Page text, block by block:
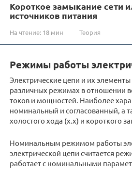
Короткое замыкание сети
источников питания
На чтение: 18 мин Теория
Режимы работы
Электрические цепи и их элементы
различных режимах в отношении
токов и мощностей. Наиболее
номинальный и согласованный, а
холостого хода (х.х) и короткого
Номинальным режимом работы
электрической цепи считается
работает с номинальными